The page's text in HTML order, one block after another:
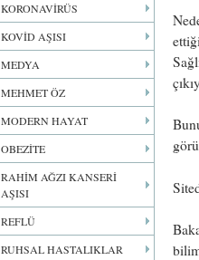
KORONAVİRÜS
KOVİD AŞISI
MEDYA
MEHMET ÖZ
MODERN HAYAT
OBEZİTE
RAHİM AĞZI KANSERİ
AŞISI
REFLÜ
RUHSAL HASTALIKLAR